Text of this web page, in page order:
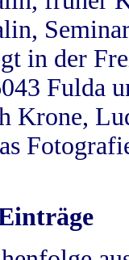
in der
Fulda
Krone,